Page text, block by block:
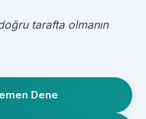
tarafta olmanın
Dene